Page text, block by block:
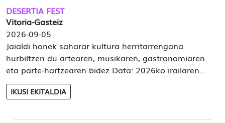
DESERTIA FEST
Vitoria-Gasteiz
2026-09-05
Jaialdi honek saharar kultura herritarrengana
hurbiltzen du artearen, musikaren, gastronomiaren
eta parte-hartzearen bidez Data: 2026ko irailaren...
IKUSI EKITALDIA